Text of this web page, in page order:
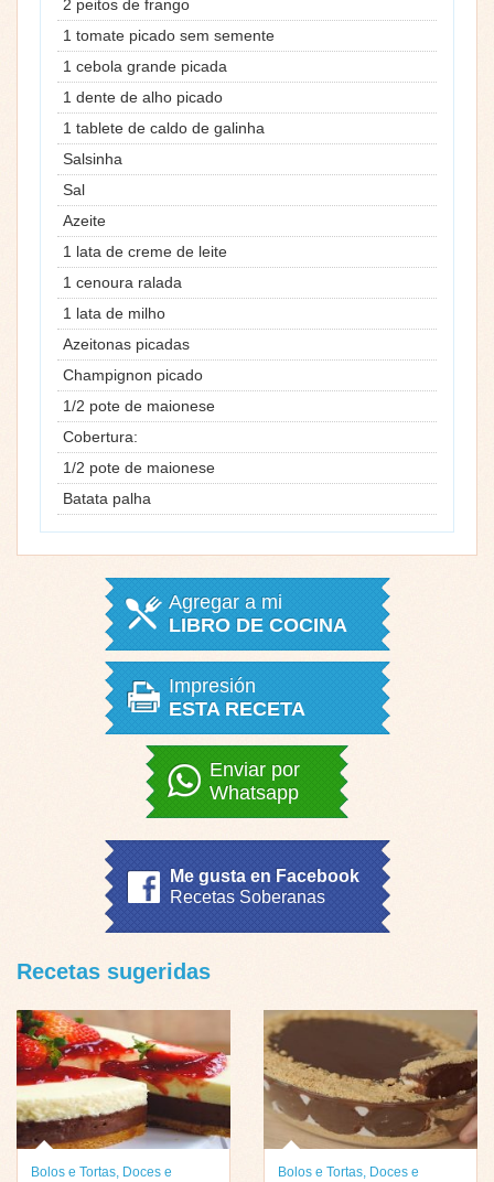
2 peitos de frango
1 tomate picado sem semente
1 cebola grande picada
1 dente de alho picado
1 tablete de caldo de galinha
Salsinha
Sal
Azeite
1 lata de creme de leite
1 cenoura ralada
1 lata de milho
Azeitonas picadas
Champignon picado
1/2 pote de maionese
Cobertura:
1/2 pote de maionese
Batata palha
Agregar a mi
LIBRO DE COCINA
Impresión
ESTA RECETA
Enviar por
Whatsapp
Me gusta en Facebook
Recetas Soberanas
Recetas sugeridas
Bolos e Tortas, Doces e
Bolos e Tortas, Doces e